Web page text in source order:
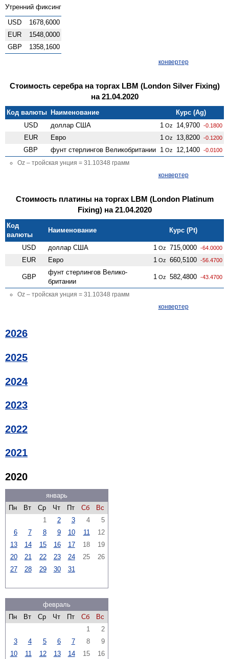
Утренний фиксинг
USD
1678,6000
EUR
1548,0000
GBP
1358,1600
конвертер
Стоимость серебра на торгах LBM (London Silver Fixing)
на 21.04.2020
Код валюты Наименование
Курс (Ag)
USD
доллар США 1 Oz 14,9700 -0.1800
EUR Евро 1 Oz 13,8200 -0.1200
GBP фунт стерлингов Велико­британии 1 Oz 12,1400 -0.0100
Oz – тройская унция = 31.10348 грамм
конвертер
Стоимость платины на торгах LBM (London Platinum
Fixing) на 21.04.2020
Код
валюты
Наименование Курс (Pt)
USD доллар США 1 Oz 715,0000 -64.0000
EUR Евро 1 Oz 660,5100 -56.4700
GBP
фунт стерлингов Велико­
британии
1 Oz 582,4800 -43.4700
Oz – тройская унция = 31.10348 грамм
конвертер
2026
2025
2024
2023
2022
2021
2020
январь
Пн
Вт Ср Чт Пт Сб
Вс
1
2 3 4
5
6
7 8 9 10 11
12
13
14 15 16 17 18
19
20
21 22 23 24 25
26
27
28 29 30 31
февраль
Пн
Вт Ср Чт Пт Сб
Вс
1
2
3
4 5 6 7 8
9
10
11 12 13 14 15 16